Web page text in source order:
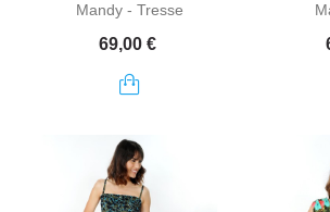
Mandy - Tresse
Prix
69,00 €